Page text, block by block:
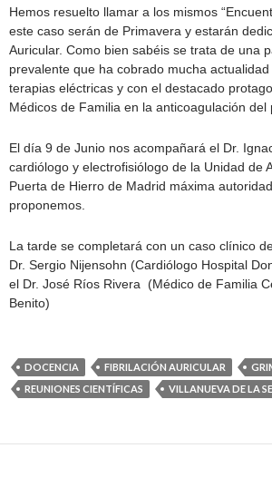
Hemos resuelto llamar a los mismos
este caso serán de Primavera y estarán
Auricular. Como bien sabéis se trata de una
prevalente que ha cobrado mucha
terapias eléctricas y con el destacado
Médicos de Familia en la anticoagulación del
El día 9 de Junio nos acompañará el Dr.
cardiólogo y electrofisiólogo de la Unidad de
Puerta de Hierro de Madrid máxima
proponemos.
La tarde se completará con un caso clínico
Dr. Sergio Nijensohn (Cardiólogo Hospital
el Dr. José Ríos Rivera (Médico de Familia
Benito)
DOCENCIA FIBRILACIÓN AURICULAR
REUNIONES CIENTÍFICAS
VILLANUEVA DE LA